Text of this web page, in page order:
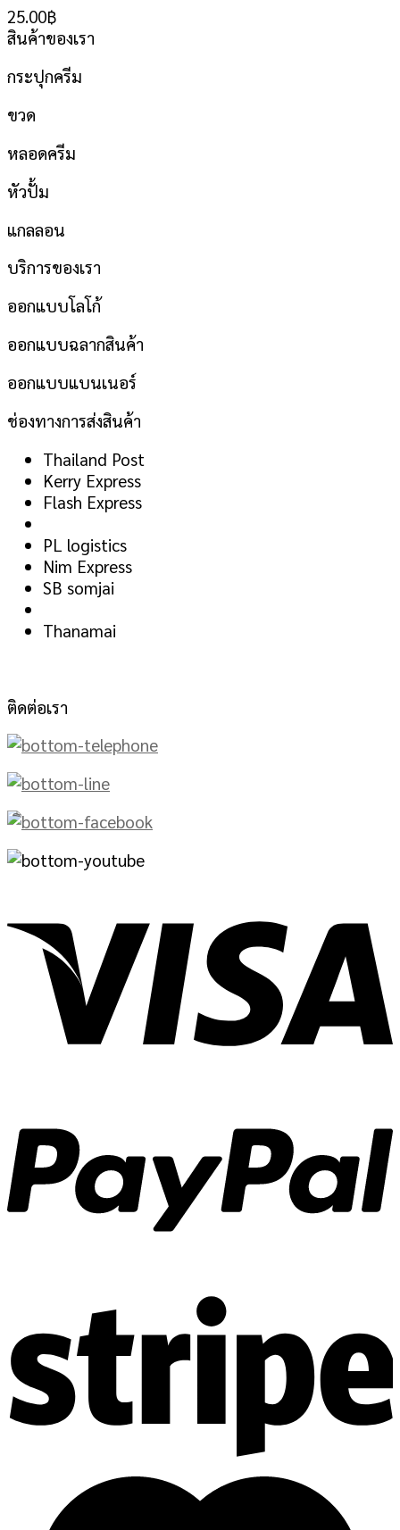
25.00฿
สินค้าของเรา
กระปุกครีม
ขวด
หลอดครีม
หัวปั้ม
แกลลอน
บริการของเรา
ออกแบบโลโก้
ออกแบบฉลากสินค้า
ออกแบบแบนเนอร์
ช่องทางการส่งสินค้า
Thailand Post
Kerry Express
Flash Express
PL logistics
Nim Express
SB somjai
Thanamai
ติดต่อเรา